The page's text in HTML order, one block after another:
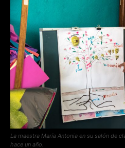
La maestra María Antonia en su salón de
hace un año.